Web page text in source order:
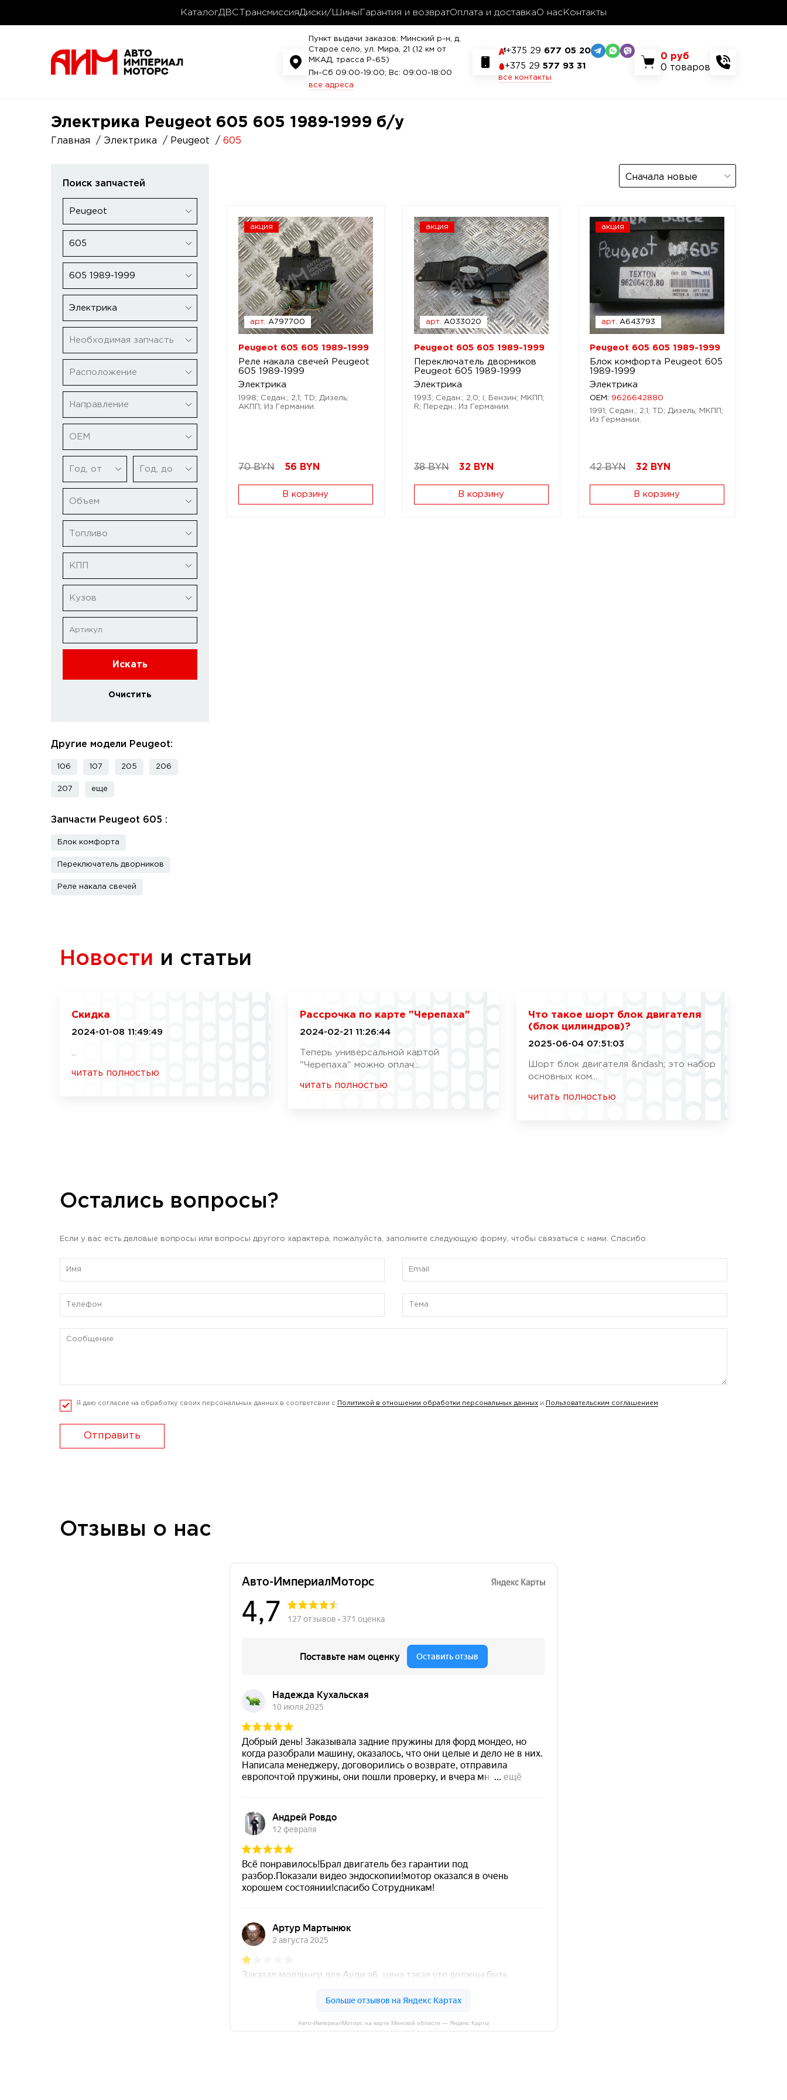
КаталогДВС ТрансмиссияДиски/Шины Гарантия и возвратОплата и доставкаО нас Контакты
Пункт выдачи заказов: Минский р-н, д.
Старое село, ул. Мира, 21 (12 км от
МКАД, трасса P-65)
Пн-Сб 09:00-19:00; Вс: 09:00-18:00
все адреса
+375 29 677 05 20
+375 29 577 93 31
все контакты
0 руб
0 товаров
Электрика Peugeot 605 605 1989-1999 б/у
Главная Электрика Peugeot 605
Поиск запчастей
Peugeot
605
605 1989-1999
Электрика
Необходимая запчасть
Расположение
Направление
ОЕМ
Год, от Год, до
Объем
Топливо
КПП
Кузов
Искать
Очистить
Другие модели Peugeot:
106 107 205 206
207 еще
Запчасти Peugeot 605 :
Блок комфорта
Переключатель дворников
Реле накала свечей
Сначала новые
акция
арт. A797700
Peugeot 605 605 1989-1999
Реле накала свечей Peugeot
605 1989-1999
Электрика
1998; Седан.; 2,1; TD; Дизель;
АКПП; Из Германии.
70 BYN 56 BYN
В корзину
акция
арт. A033020
Peugeot 605 605 1989-1999
Переключатель дворников
Peugeot 605 1989-1999
Электрика
1993; Седан.; 2,0; i; Бензин; МКПП;
R; Передн.; Из Германии.
38 BYN 32 BYN
В корзину
акция
арт. A643793
Peugeot 605 605 1989-1999
Блок комфорта Peugeot 605
1989-1999
Электрика
OEM: 9626642880
1991; Седан.; 2,1; TD; Дизель; МКПП;
Из Германии.
42 BYN 32 BYN
В корзину
Новости и статьи
Скидка
2024-01-08 11:49:49
читать полностью
Рассрочка по карте "Черепаха"
2024-02-21 11:26:44
Теперь универсальной картой
"Черепаха" можно оплач...
читать полностью
Что такое шорт блок двигателя
(блок цилиндров)?
2025-06-04 07:51:03
Шорт блок двигателя &ndash; это набор
основных ком...
читать полностью
Остались вопросы?
Если у вас есть деловые вопросы или вопросы другого характера, пожалуйста, заполните следующую форму, чтобы связаться с нами. Спасибо.
Я даю согласие на обработку своих персональных данных в соответсвии с Политикой в отношении обработки персональных данных и Пользовательским соглашением
Отправить
Отзывы о нас
Авто-ИмпериалМоторс на карте Минской области — Яндекс Карты